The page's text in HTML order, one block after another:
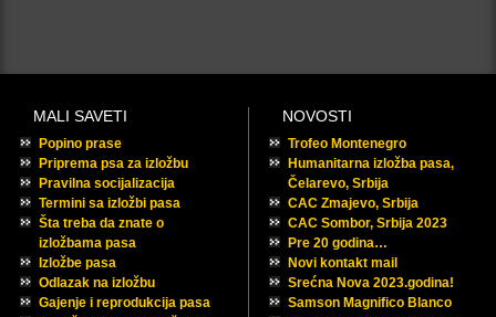
MALI SAVETI
Popino prase
Priprema psa za izložbu
Pravilna socijalizacija
Termini sa izložbi pasa
Šta treba da znate o
izložbama pasa
Izložbe pasa
Odlazak na izložbu
Gajenje i reprodukcija pasa
NOVOSTI
Trofeo Montenegro
Humanitarna izložba pasa,
Čelarevo, Srbija
CAC Zmajevo, Srbija
CAC Sombor, Srbija 2023
Pre 20 godina…
Novi kontakt mail
Srećna Nova 2023.godina!
Samson Magnifico Blanco